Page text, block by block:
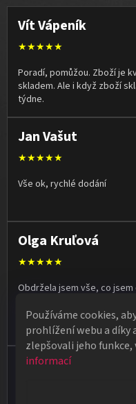
Používáme cookies,
prohlížení webu a díky
zlepšovali jeho
informací
Vít Vápeník
★★★★★
Poradí, pomůžou. Zboží je
skladem. Ale i když zboží
týdne.
Jan Vašut
★★★★★
Vše ok, rychlé dodání
Olga Kruľová
★★★★★
Obdržela jsem vše, co
na školní besídce.
naprostá spokojenost.
Vladimír Jirsák